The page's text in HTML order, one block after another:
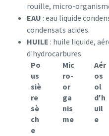
rouille, micro-
EAU : eau liquide
condensats acides.
HUILE : huile liquide,
d'hydrocarbures.
Po
us
siè
re
sè
ch
e
Mic
ro-
or
ga
nis
me
Aér
os
ol
d'h
uil
e